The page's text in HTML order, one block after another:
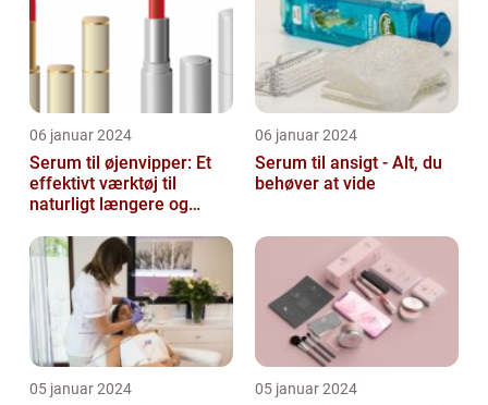
06 januar 2024
Serum til øjenvipper: Et
effektivt værktøj til
naturligt længere og
06 januar 2024
Serum til ansigt - Alt, du
behøver at vide
05 januar 2024 05 januar 2024